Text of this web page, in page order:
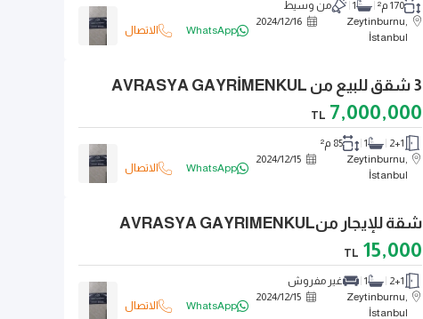
170 م² 1
من وسيط
Zeytinburnu,
İstanbul
2024/12/16
WhatsApp الاتصال
3 شقق للبيع من AVRASYA GAYRİMENKUL
7,000,000
TL
2+1
1
85 م²
Zeytinburnu,
İstanbul
2024/12/15
WhatsApp الاتصال
شقة للإيجار منAVRASYA GAYRIMENKUL
15,000
TL
2+1
1
غير مفروش
Zeytinburnu,
İstanbul
2024/12/15
WhatsApp الاتصال